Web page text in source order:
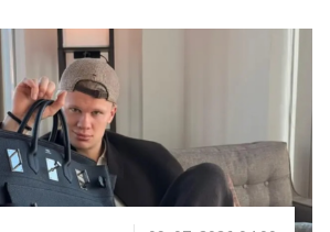
pa se ob tem ni mogel upreti